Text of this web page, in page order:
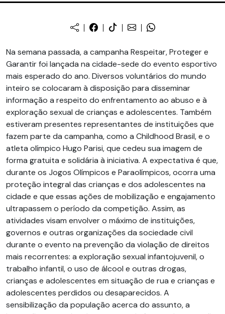
Na semana passada, a campanha Respeitar, Proteger e
Garantir foi lançada na cidade-sede do evento esportivo
mais esperado do ano. Diversos voluntários do mundo
inteiro se colocaram à disposição para disseminar
informação a respeito do enfrentamento ao abuso e à
exploração sexual de crianças e adolescentes. Também
estiveram presentes representantes de instituições que
fazem parte da campanha, como a Childhood Brasil, e o
atleta olímpico Hugo Parisi, que cedeu sua imagem de
forma gratuita e solidária à iniciativa. A expectativa é que,
durante os Jogos Olímpicos e Paraolímpicos, ocorra uma
proteção integral das crianças e dos adolescentes na
cidade e que essas ações de mobilização e engajamento
ultrapassem o período da competição. Assim, as
atividades visam envolver o máximo de instituições,
governos e outras organizações da sociedade civil
durante o evento na prevenção da violação de direitos
mais recorrentes: a exploração sexual infantojuvenil, o
trabalho infantil, o uso de álcool e outras drogas,
crianças e adolescentes em situação de rua e crianças e
adolescentes perdidos ou desaparecidos. A
sensibilização da população acerca do assunto, a